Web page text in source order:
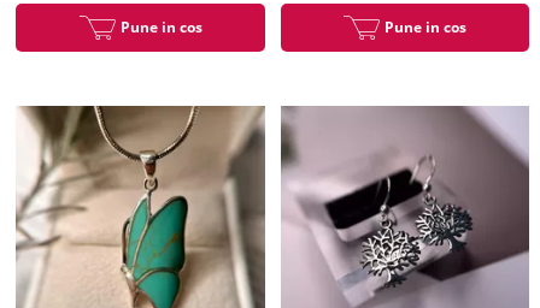
Pune in cos Pune in cos